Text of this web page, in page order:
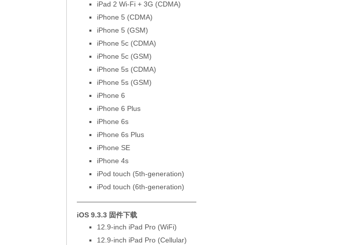
iPad 2 Wi-Fi + 3G (CDMA)
iPhone 5 (CDMA)
iPhone 5 (GSM)
iPhone 5c (CDMA)
iPhone 5c (GSM)
iPhone 5s (CDMA)
iPhone 5s (GSM)
iPhone 6
iPhone 6 Plus
iPhone 6s
iPhone 6s Plus
iPhone SE
iPhone 4s
iPod touch (5th-generation)
iPod touch (6th-generation)
—————————————————
iOS 9.3.3 固件下载
12.9-inch iPad Pro (WiFi)
12.9-inch iPad Pro (Cellular)